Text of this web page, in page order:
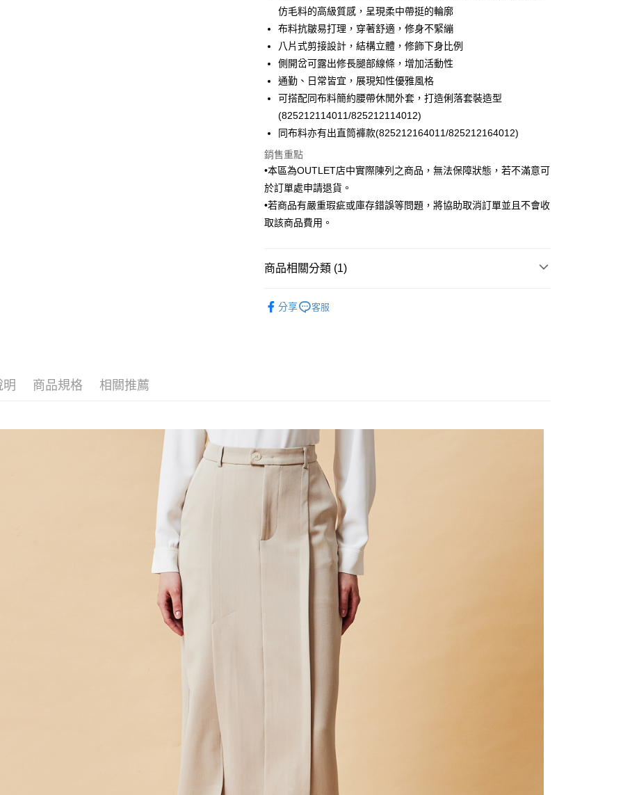
合作金庫商業銀行
第一商業銀行
華南商業銀行
彰化商業銀行
國泰世華商業銀行
兆豐國際商業銀行
臺灣中小企業銀行
台中商業銀行
匯豐（台灣）商業銀行
華泰商業銀行
聯邦商業銀行
遠東國際商業銀行
元大商業銀行
台新國際商業銀行
台灣樂天信用卡公司
6 期 0 利率 每期 NT$265
合作金庫商業銀行
第一商業銀行
華南商業銀行
彰化商業銀行
上海商業儲蓄銀行
台北富邦商業銀行
臺灣中小企業銀行
台中商業銀行
匯豐（台灣）商業銀行
華泰商業銀行
聯邦商業銀行
遠東國際商業銀行
元大商業銀行
永豐商業銀行
台新國際商業銀行
台灣樂天信用卡公司
LINE Pay
Apple Pay
街口支付
悠遊付
Google Pay
ATM付款
運送方式
新竹物流離島宅配
仿毛料的高級質感，呈現柔中帶挺的輪廓
布料抗皺易打理，穿著舒適，修身不緊繃
八片式剪接設計，結構立體，修飾下身比例
側開岔可露出修長腿部線條，增加活動性
通勤、日常皆宜，展現知性優雅風格
可搭配同布料簡約腰帶休閒外套，打造俐落套裝造型
(825212114011/825212114012)
同布料亦有出直筒褲款(825212164011/825212164012)
銷售重點
•本區為OUTLET店中實際陳列之商品，無法保障狀態，若不滿意可
於訂單處申請退貨。
•若商品有嚴重瑕疵或庫存錯誤等問題，將協助取消訂單並且不會收
取該商品費用。
商品相關分類 (1)
分享
客服
明 商品規格 相關推薦